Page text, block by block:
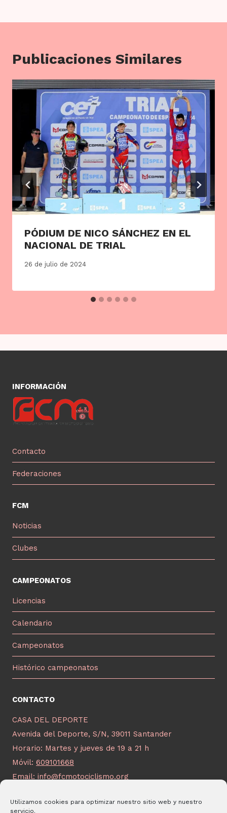
Utilizamos cookies para optimizar nuestro sitio web y nuestro
servicio.
Publicaciones Similares
PÓDIUM DE NICO SÁNCHEZ EN EL
NACIONAL DE TRIAL
26 de julio de 2024
INFORMACIÓN
Contacto
Federaciones
FCM
Noticias
Clubes
CAMPEONATOS
Licencias
Calendario
Campeonatos
Histórico campeonatos
CONTACTO
CASA DEL DEPORTE
Avenida del Deporte, S/N, 39011 Santander
Horario: Martes y jueves de 19 a 21 h
Móvil: 609101668
Email: info@fcmotociclismo.org